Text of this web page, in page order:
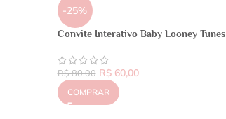
-25%
Convite Interativo Baby Looney Tunes
R$80,00 R$60,00
COMPRAR